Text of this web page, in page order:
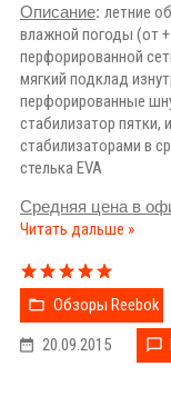
Описание: летние
влажной погоды (от
перфорированной
мягкий подклад
перфорированные
стабилизатор пятки,
стабилизаторами в
стелька EVA
Средняя цена в
Читать дальше »
Обзоры Reebok
20.09.2015